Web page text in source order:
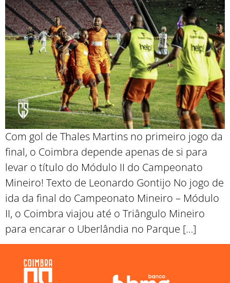
Com gol de Thales Martins no primeiro jogo da
final, o Coimbra depende apenas de si para
levar o título do Módulo II do Campeonato
Mineiro! Texto de Leonardo Gontijo No jogo de
ida da final do Campeonato Mineiro – Módulo
II, o Coimbra viajou até o Triângulo Mineiro
para encarar o Uberlândia no Parque […]